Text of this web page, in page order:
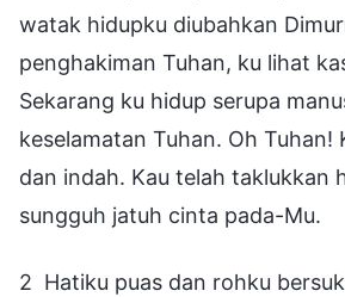
watak hidupku diubahkan
penghakiman Tuhan, ku lihat
Sekarang ku hidup serupa
keselamatan Tuhan. Oh Tuhan!
dan indah. Kau telah taklukkan
sungguh jatuh cinta pada-Mu.
2 Hatiku puas dan rohku